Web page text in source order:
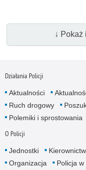
↓ Pokaż
Działania Policji
Aktualności
Ruch drogowy
Polemiki i sprostowania
O Policji
Jednostki
Organizacja
Policja w